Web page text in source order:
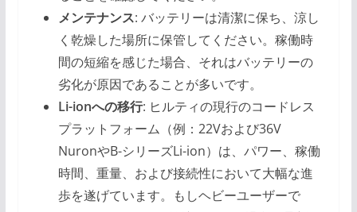
メンテナンス: バッテリーは清潔に保ち、涼し
く乾燥した場所に保管してください。稼働時
間の短縮を感じた場合、それはバッテリーの
劣化が原因であることが多いです。
Li-ionへの移行: ヒルティの現行のコードレス
プラットフォーム（例：22Vおよび36V
NuronやB-シリーズLi-ion）は、パワー、稼働
時間、重量、および接続性において大幅な進
歩を遂げています。もしヘビーユーザーで